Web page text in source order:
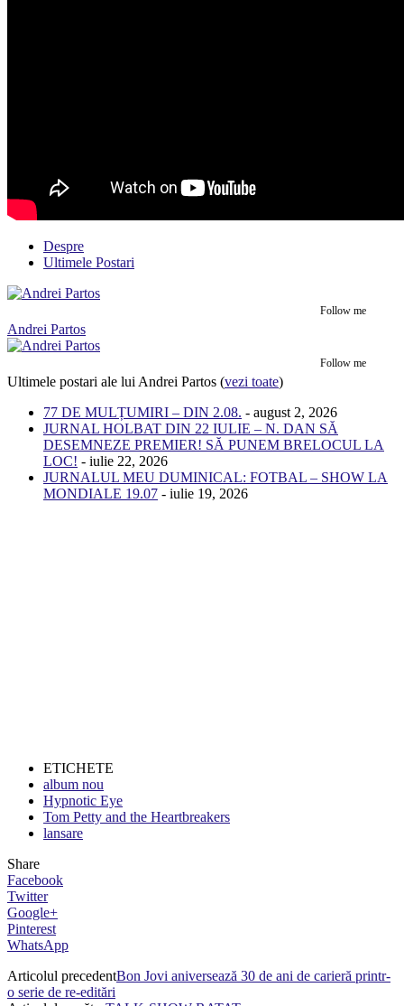
Despre
Ultimele Postari
Follow me
Andrei Partos
Follow me
Ultimele postari ale lui Andrei Partos (vezi toate)
77 DE MULȚUMIRI – DIN 2.08. - august 2, 2026
JURNAL HOLBAT DIN 22 IULIE – N. DAN SĂ
DESEMNEZE PREMIER! SĂ PUNEM BRELOCUL LA
LOC! - iulie 22, 2026
JURNALUL MEU DUMINICAL: FOTBAL – SHOW LA
MONDIALE 19.07 - iulie 19, 2026
ETICHETE
album nou
Hypnotic Eye
Tom Petty and the Heartbreakers
lansare
Share
Facebook
Twitter
Google+
Pinterest
WhatsApp
Articolul precedentBon Jovi aniversează 30 de ani de carieră printr-
o serie de re-editări